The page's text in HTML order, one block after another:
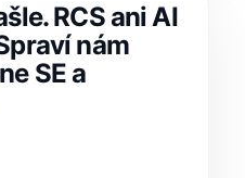
RCS ani AI
nám
SE a